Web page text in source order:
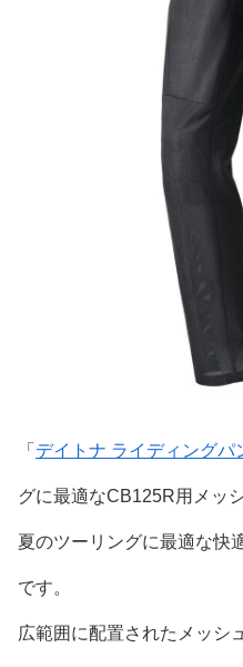
「 デイトナ ライディングパ
グに最適なCB125R用メッ
夏のツーリングに最適な快
です。
広範囲に配置されたメッシ